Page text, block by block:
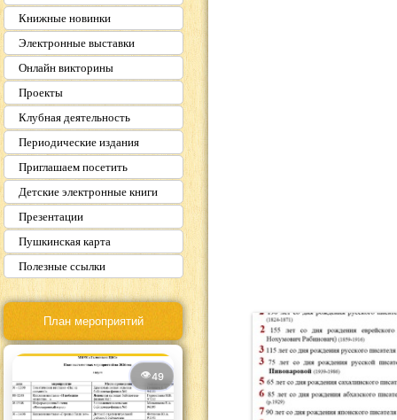
Книжные новинки
Электронные выставки
Онлайн викторины
Проекты
Клубная деятельность
Периодические издания
Приглашаем посетить
Детские электронные книги
Презентации
Пушкинская карта
Полезные ссылки
План мероприятий
49